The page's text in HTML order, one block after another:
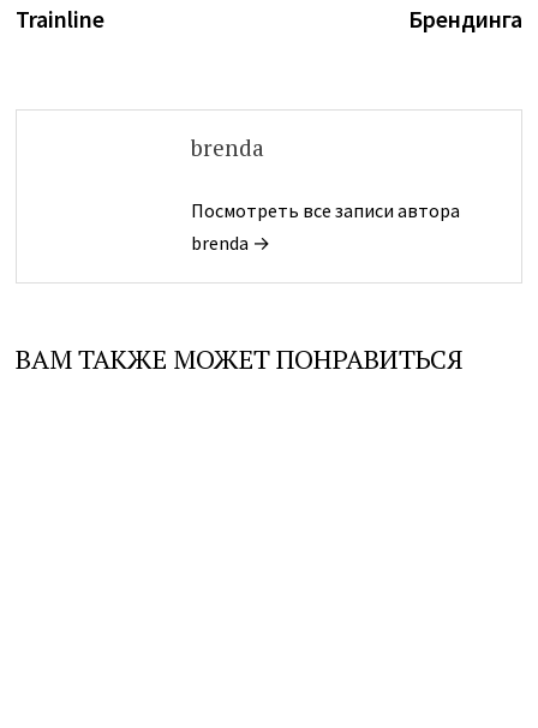
Trainline
Брендинга
brenda
Посмотреть все записи автора
brenda →
ВАМ ТАКЖЕ МОЖЕТ ПОНРАВИТЬСЯ